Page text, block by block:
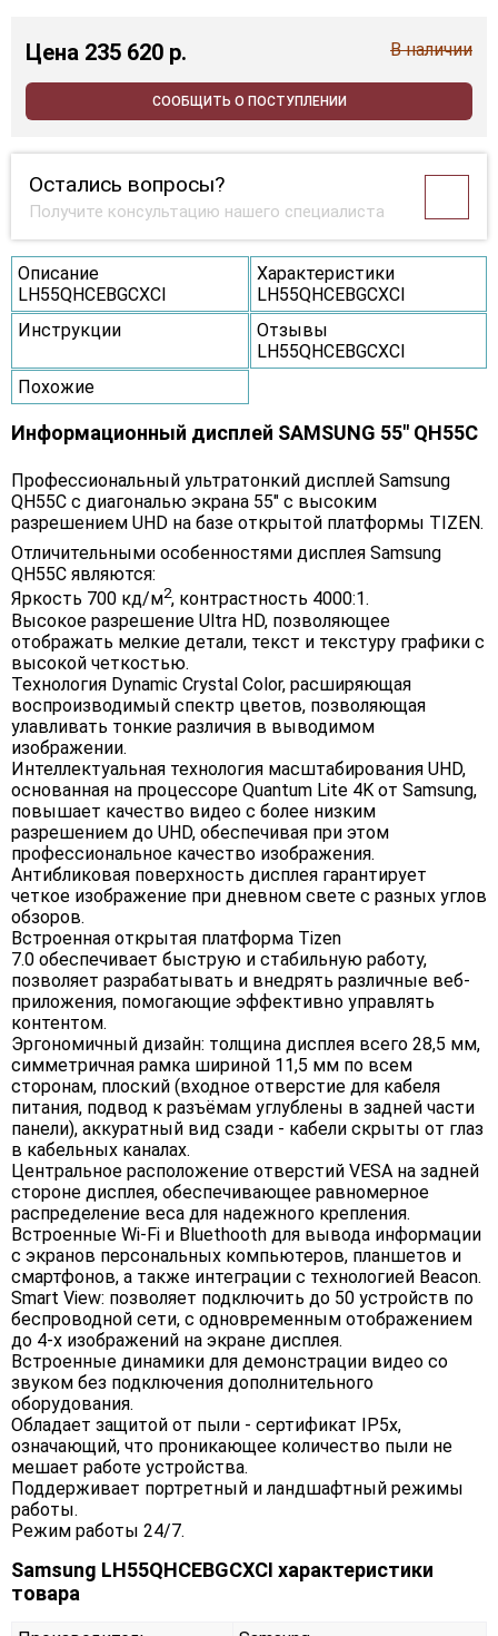
Цена 235 620 p. В наличии
СООБЩИТЬ О ПОСТУПЛЕНИИ
Остались вопросы?
Получите консультацию нашего специалиста
Описание
LH55QHCEBGCXCI
Характеристики
LH55QHCEBGCXCI
Инструкции
Отзывы
LH55QHCEBGCXCI
Похожие
Информационный дисплей SAMSUNG 55" QH55C
Профессиональный ультратонкий дисплей Samsung
QH55C с диагональю экрана 55" с высоким
разрешением UHD на базе открытой платформы TIZEN.
Отличительными особенностями дисплея Samsung
QH55С являются:
Яркость 700 кд/м2, контрастность 4000:1.
Высокое разрешение Ultra HD, позволяющее
отображать мелкие детали, текст и текстуру графики с
высокой четкостью.
Технология Dynamic Crystal Color, расширяющая
воспроизводимый спектр цветов, позволяющая
улавливать тонкие различия в выводимом
изображении.
Интеллектуальная технология масштабирования UHD,
основанная на процессоре Quantum Lite 4K от Samsung,
повышает качество видео с более низким
разрешением до UHD, обеспечивая при этом
профессиональное качество изображения.
Антибликовая поверхность дисплея гарантирует
четкое изображение при дневном свете с разных углов
обзоров.
Встроенная открытая платформа Tizen
7.0 обеспечивает быструю и стабильную работу,
позволяет разрабатывать и внедрять различные веб-
приложения, помогающие эффективно управлять
контентом.
Эргономичный дизайн: толщина дисплея всего 28,5 мм,
симметричная рамка шириной 11,5 мм по всем
сторонам, плоский (входное отверстие для кабеля
питания, подвод к разъёмам углублены в задней части
панели), аккуратный вид сзади - кабели скрыты от глаз
в кабельных каналах.
Центральное расположение отверстий VESA на задней
стороне дисплея, обеспечивающее равномерное
распределение веса для надежного крепления.
Встроенные Wi-Fi и Bluethooth для вывода информации
с экранов персональных компьютеров, планшетов и
смартфонов, а также интеграции с технологией Beacon.
Smart View: позволяет подключить до 50 устройств по
беспроводной сети, с одновременным отображением
до 4-х изображений на экране дисплея.
Встроенные динамики для демонстрации видео со
звуком без подключения дополнительного
оборудования.
Обладает защитой от пыли - сертификат IP5x,
означающий, что проникающее количество пыли не
мешает работе устройства.
Поддерживает портретный и ландшафтный режимы
работы.
Режим работы 24/7.
Samsung LH55QHCEBGCXCI характеристики
товара